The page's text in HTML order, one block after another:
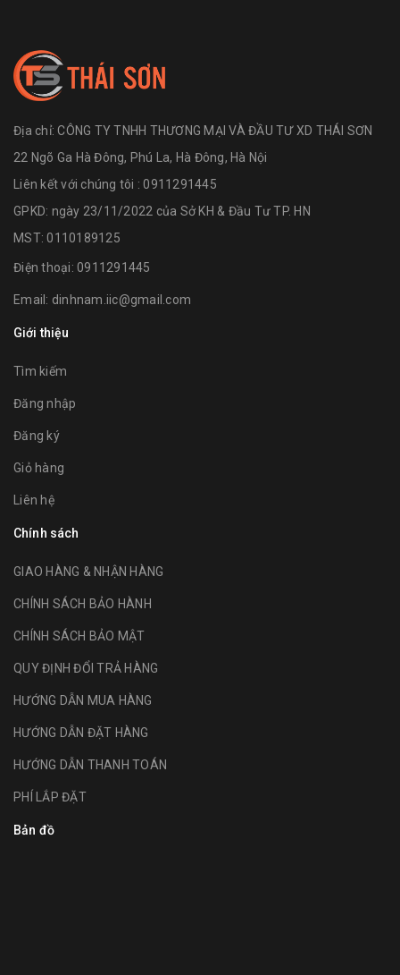
Địa chỉ:CÔNG TY TNHH THƯƠNG MẠI VÀ ĐẦU TƯ XD THÁI SƠN
22 Ngõ Ga Hà Đông, Phú La, Hà Đông, Hà Nội
Liên kết với chúng tôi : 0911291445
GPKD: ngày 23/11/2022 của Sở KH & Đầu Tư TP. HN
MST: 0110189125
Điện thoại: 0911291445
Email: dinhnam.iic@gmail.com
Giới thiệu
Tìm kiếm
Đăng nhập
Đăng ký
Giỏ hàng
Liên hệ
Chính sách
GIAO HÀNG & NHẬN HÀNG
CHÍNH SÁCH BẢO HÀNH
CHÍNH SÁCH BẢO MẬT
QUY ĐỊNH ĐỔI TRẢ HÀNG
HƯỚNG DẪN MUA HÀNG
HƯỚNG DẪN ĐẶT HÀNG
HƯỚNG DẪN THANH TOÁN
PHÍ LẮP ĐẶT
Bản đồ